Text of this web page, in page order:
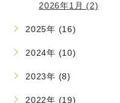
2026年1月 (2)
2025年 (16)
2024年 (10)
2023年 (8)
2022年 (19)